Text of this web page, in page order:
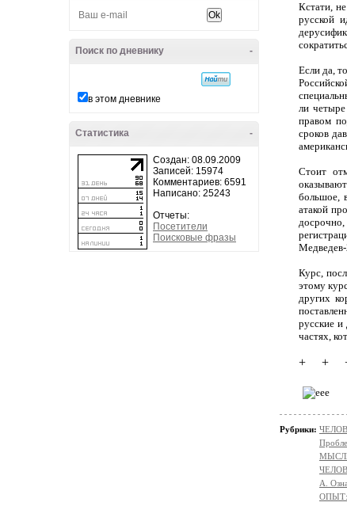
-
Поиск по дневнику
в этом дневнике
-
Статистика
Создан: 08.09.2009
Записей: 15974
Комментариев: 6591
Написано: 25243
Отчеты:
Посетители
Поисковые фразы
Кстати,
русской
Если да,
ли
правом
сроков
Стоит
большое,
атакой
Медведев-
Курс,
этому
других
русские и
частях,
+ +
Рубрики:
А.
ОПЫТ: